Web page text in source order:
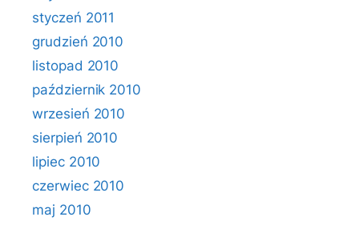
styczeń 2011
grudzień 2010
listopad 2010
październik 2010
wrzesień 2010
sierpień 2010
lipiec 2010
czerwiec 2010
maj 2010